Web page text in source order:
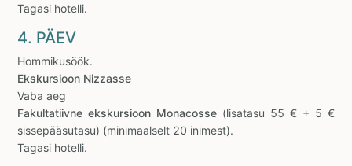
Tagasi hotelli.
4. PÄEV
Hommikusöök.
Ekskursioon Nizzasse
Vaba aeg
Fakultatiivne ekskursioon Monacosse (lisatasu 55 € + 5 €
sissepääsutasu) (minimaalselt 20 inimest).
Tagasi hotelli.